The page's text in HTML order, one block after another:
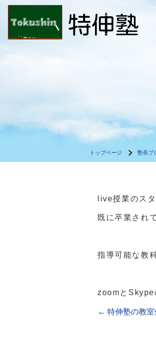
トップページ 塾長ブ
live授業のス
既に卒業され
指導可能な教
zoomとSkype
← 特伸塾の教